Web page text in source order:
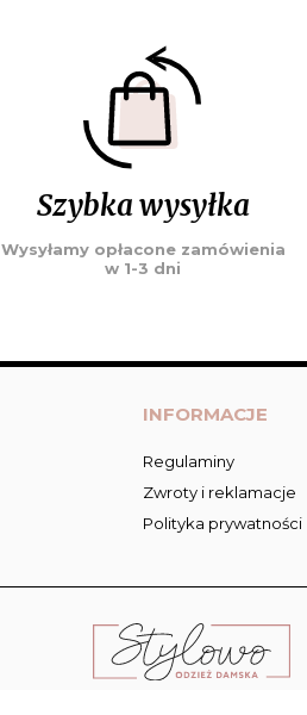
Szybka wysyłka
Wysyłamy opłacone zamówienia
w 1-3 dni
INFORMACJE
Regulaminy
Zwroty i reklamacje
Polityka prywatności